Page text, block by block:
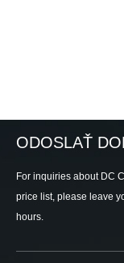
ODOSLAŤ
For inquiries about DC
price list, please leave
hours.